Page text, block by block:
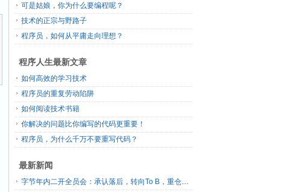
可是姑娘，你为什么要编程呢？
技术的正宗与野路子
程序员，如何从平庸走向理想？
程序人生最新文章
如何高效的学习技术
程序员的重复劳动陷阱
如何阅读技术书籍
你解决的问题比你编写的代码更重要！
程序员，为什么千万不要重写代码？
最新新闻
字节年内二开全员会：承认落后，转向To B，重仓年轻人